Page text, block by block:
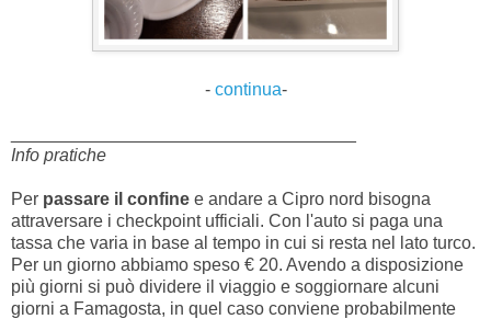
- continua-
Info pratiche
Per passare il confine e andare a Cipro nord bisogna
attraversare i checkpoint ufficiali. Con l'auto si paga una
tassa che varia in base al tempo in cui si resta nel lato turco.
Per un giorno abbiamo speso € 20. Avendo a disposizione
più giorni si può dividere il viaggio e soggiornare alcuni
giorni a Famagosta, in quel caso conviene probabilmente